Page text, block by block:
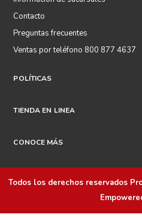
Contacto
Preguntas frecuentes
Ventas por teléfono 800 877 4637
POLÍTICAS
TIENDA EN LINEA
CONOCE MÁS
Todos los derechos reservados